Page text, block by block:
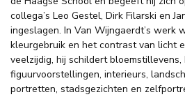
collega’s Leo Gestel, Dirk Filarski en
ingeslagen. In Van Wijngaerdt’s werk
kleurgebruik en het contrast van licht
veelzijdig, hij schildert bloemstillevens,
figuurvoorstellingen, interieurs,
portretten, stadsgezichten en